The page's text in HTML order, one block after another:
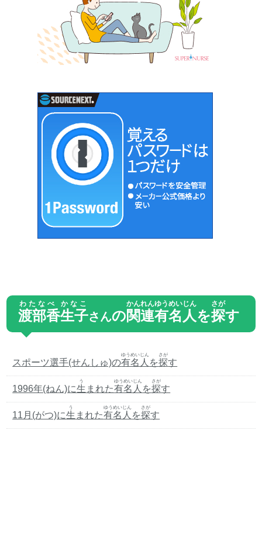
渡部香生子
わたなべ かなこ
さんの関連
かんれん
有名人
ゆうめいじん
を探
さが
す
スポーツ選手(せんしゅ)の有名人
ゆうめいじん
を探
さが
す
1996年(ねん)に生
う
まれた有名人
ゆうめいじん
を探
さが
す
11月(がつ)に生
う
まれた有名人
ゆうめいじん
を探
さが
す